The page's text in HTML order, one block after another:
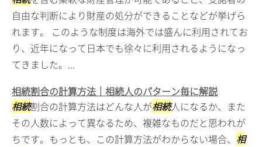
自由な判断により財産の処分ができることなどが挙げら
れます。 このような制度は海外では盛んに利用されてお
り、近年になって日本でも徐々に利用されるようになっ
てきました。...
相続割合の計算方法｜相続人のパターン毎に解説
相続割合の計算方法はどんな人が相続人になるか、また
その人数によって異なるため、複雑なものだと思われが
ちです。もっとも、この計算方法がわからない場合、 相